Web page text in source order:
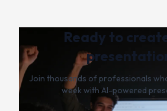
Ready to
Join thousands of professionals
week with AI-powered